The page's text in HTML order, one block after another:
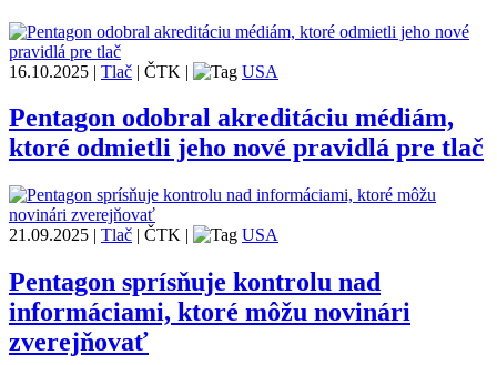
16.10.2025 | Tlač | ČTK | USA
Pentagon odobral akreditáciu médiám,
ktoré odmietli jeho nové pravidlá pre tlač
21.09.2025 | Tlač | ČTK | USA
Pentagon sprísňuje kontrolu nad
informáciami, ktoré môžu novinári
zverejňovať